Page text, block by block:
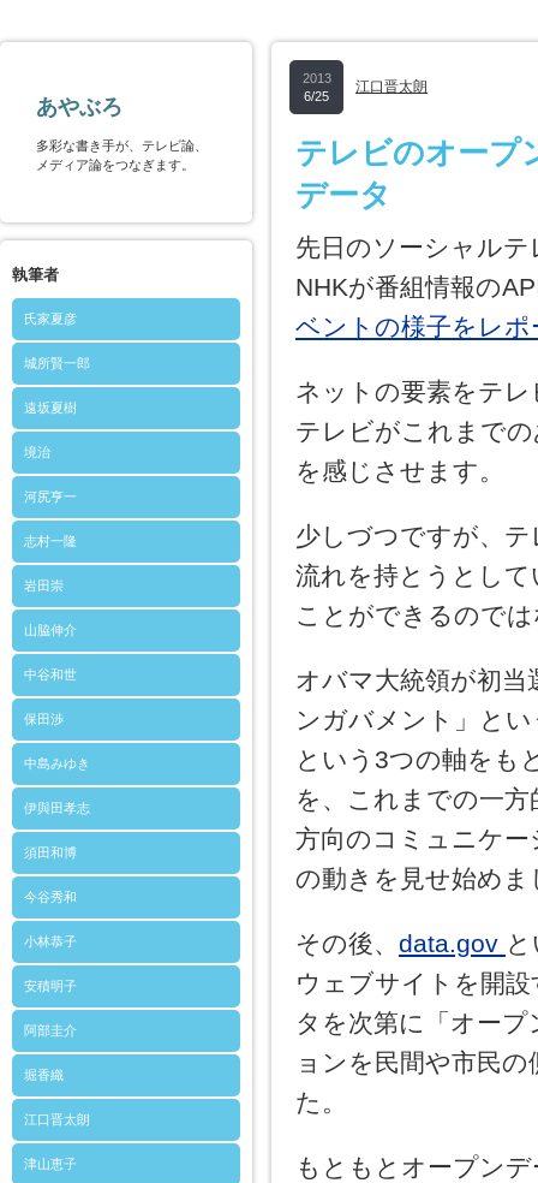
あやぶろ
多彩な書き手が、テレビ論、
メディア論をつなぎます。
執筆者
氏家夏彦
城所賢一郎
遠坂夏樹
境治
河尻亨一
志村一隆
岩田崇
山脇伸介
中谷和世
保田渉
中島みゆき
伊與田孝志
須田和博
今谷秀和
小林恭子
安積明子
阿部圭介
堀香織
江口晋太朗
津山恵子
2013
6/25
江口晋太朗
テレビのオープ
データ
先日のソーシャル
NHKが番組情報の
ベントの様子をレポ
ネットの要素をテ
テレビがこれまで
を感じさせます。
少しづつですが、
流れを持とうとし
ことができるので
オバマ大統領が初
ンガバメント」とい
という3つの軸をも
を、これまでの一
方向のコミュニケ
の動きを見せ始めま
その後、 data.gov
ウェブサイトを開
タを次第に「オー
ョンを民間や市民
た。
もともとオープン